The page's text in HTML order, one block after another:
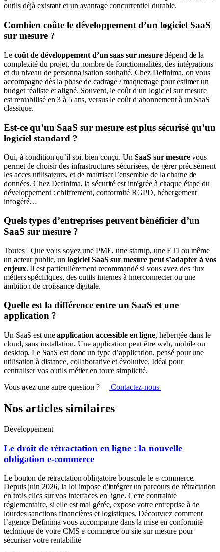
outils déjà existant et un avantage concurrentiel durable.
Combien coûte le développement d’un logiciel SaaS
sur mesure ?
Le coût de développement d’un saas sur mesure dépend de la
complexité du projet, du nombre de fonctionnalités, des intégrations
et du niveau de personnalisation souhaité. Chez Definima, on vous
accompagne dès la phase de cadrage / maquettage pour estimer un
budget réaliste et aligné. Souvent, le coût d’un logiciel sur mesure
est rentabilisé en 3 à 5 ans, versus le coût d’abonnement à un SaaS
classique.
Est-ce qu’un SaaS sur mesure est plus sécurisé qu’un
logiciel standard ?
Oui, à condition qu’il soit bien conçu. Un SaaS sur mesure vous
permet de choisir des infrastructures sécurisées, de gérer précisément
les accès utilisateurs, et de maîtriser l’ensemble de la chaîne de
données. Chez Definima, la sécurité est intégrée à chaque étape du
développement : chiffrement, conformité RGPD, hébergement
infogéré…
Quels types d’entreprises peuvent bénéficier d’un
SaaS sur mesure ?
Toutes ! Que vous soyez une PME, une startup, une ETI ou même
un acteur public, un logiciel SaaS sur mesure peut s’adapter à vos
enjeux. Il est particulièrement recommandé si vous avez des flux
métiers spécifiques, des outils internes à interconnecter ou une
ambition de croissance digitale.
Quelle est la différence entre un SaaS et une
application ?
Un SaaS est une application accessible en ligne, hébergée dans le
cloud, sans installation. Une application peut être web, mobile ou
desktop. Le SaaS est donc un type d’application, pensé pour une
utilisation à distance, collaborative et évolutive. Idéal pour
centraliser vos outils métier en toute simplicité.
Vous avez une autre question ?
Contactez-nous
Nos articles similaires
Développement
Le droit de rétractation en ligne : la nouvelle
obligation e-commerce
Le bouton de rétractation obligatoire bouscule le e-commerce.
Depuis juin 2026, la loi impose d'intégrer un parcours de rétractation
en trois clics sur vos interfaces en ligne. Cette contrainte
réglementaire, si elle est mal gérée, expose votre entreprise à de
lourdes sanctions financières et logistiques. Découvrez comment
l’agence Definima vous accompagne dans la mise en conformité
technique de votre CMS e-commerce ou site sur mesure pour
sécuriser votre rentabilité.